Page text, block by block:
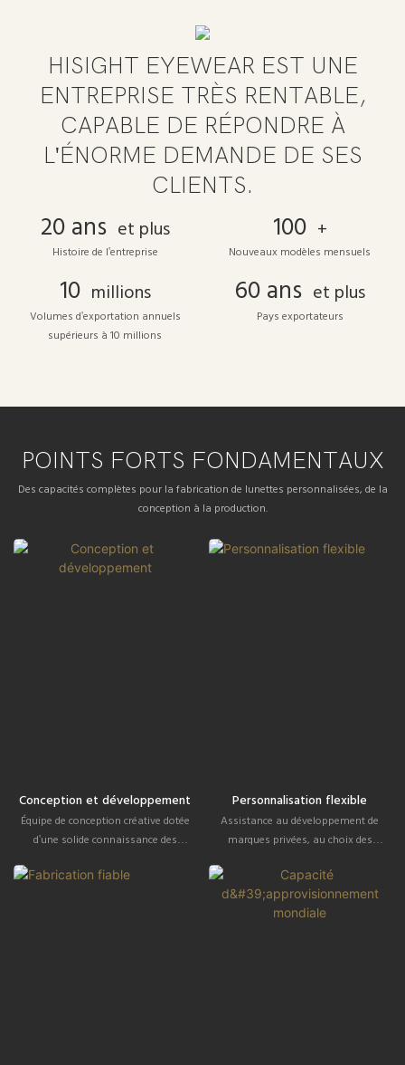
HISIGHT EYEWEAR EST UNE
ENTREPRISE TRÈS RENTABLE,
CAPABLE DE RÉPONDRE À
L'ÉNORME DEMANDE DE SES
CLIENTS.
20 ans et plus
Histoire de l'entreprise
100 +
Nouveaux modèles mensuels
10 millions
Volumes d'exportation annuels
supérieurs à 10 millions
60 ans et plus
Pays exportateurs
POINTS FORTS FONDAMENTAUX
Des capacités complètes pour la fabrication de lunettes personnalisées, de la
conception à la production.
Conception et développement
Équipe de conception créative dotée
d'une solide connaissance des
prototypage rapide.
Personnalisation flexible
Assistance au développement de
marques privées, au choix des
couleurs et à la création de logos.